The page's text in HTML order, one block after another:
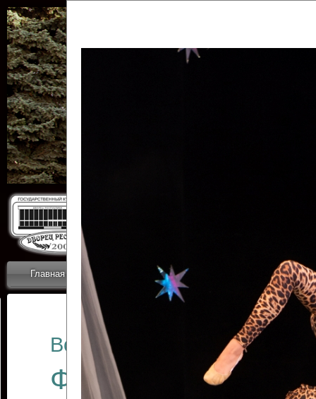
Главная Коллективы Новости
ОТЧЕТЫ ГКЦ
Все отчеты
Финал